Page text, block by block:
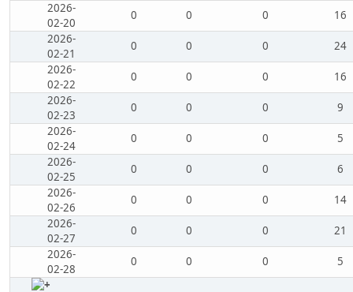
2026-
02-20
0 0 0
16
2026-
02-21
0 0 0
24
2026-
02-22
0 0 0
16
2026-
02-23
0 0 0
9
2026-
02-24
0 0 0
5
2026-
02-25
0 0 0
6
2026-
02-26
0 0 0
14
2026-
02-27
0 0 0
21
2026-
02-28
0 0 0 5